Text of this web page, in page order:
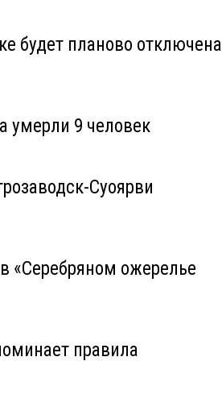
будет планово отключена
умерли 9 человек
Суоярви
«Серебряном ожерелье
правила